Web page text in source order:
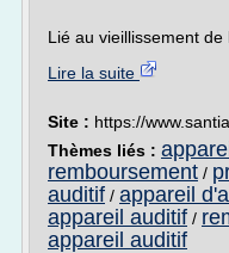
Lié au vieillissement de
Lire la suite
Site : https://
Thèmes liés :
remboursement /
auditif / appareil
appareil auditif /
appareil auditif